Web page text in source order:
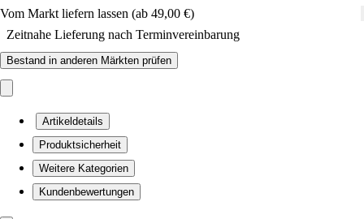
Vom Markt liefern lassen (ab 49,00 €)
Zeitnahe Lieferung nach Terminvereinbarung
Bestand in anderen Märkten prüfen
Artikeldetails
Produktsicherheit
Weitere Kategorien
Kundenbewertungen